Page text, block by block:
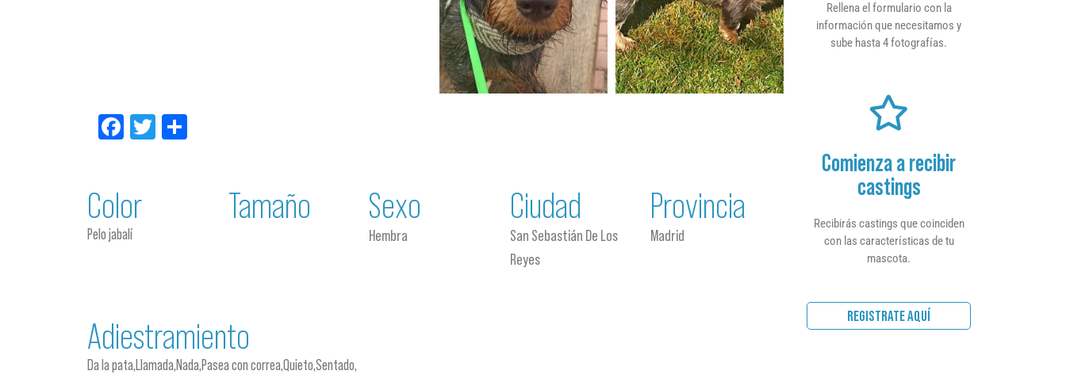
Facebook
Twitter
Color
Pelo jabalí
Tamaño Sexo
Hembra
Ciudad
San Sebastián De Los
Reyes
Provincia
Madrid
Adiestramiento
Da la pata,Llamada,Nada,Pasea con correa,Quieto,Sentado,
Rellena el formulario con la
información que necesitamos y
sube hasta 4 fotografías.
Comienza a recibir
castings
Recibirás castings que coinciden
con las características de tu
mascota.
REGISTRATE AQUÍ